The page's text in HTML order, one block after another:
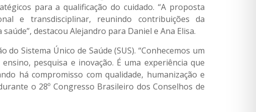
para a qualificação do cuidado. “A proposta
e transdisciplinar, reunindo contribuições da
destacou Alejandro para Daniel e Ana Elisa.
Sistema Único de Saúde (SUS). “Conhecemos um
pesquisa e inovação. É uma experiência que
há compromisso com qualidade, humanização e
o 28º Congresso Brasileiro dos Conselhos de